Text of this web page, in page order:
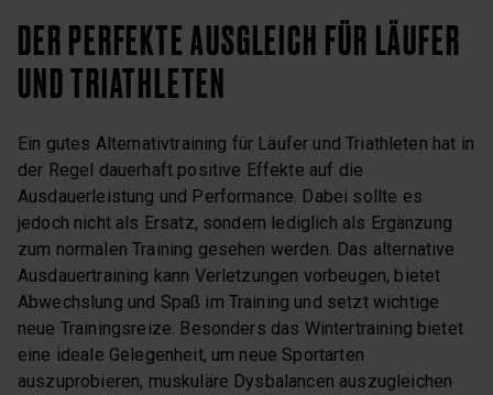
DER PERFEKTE AUSGLEICH FÜR LÄUFER
UND TRIATHLETEN
Ein gutes Alternativtraining für Läufer und Triathleten hat in
der Regel dauerhaft positive Effekte auf die
Ausdauerleistung und Performance. Dabei sollte es
jedoch nicht als Ersatz, sondern lediglich als Ergänzung
zum normalen Training gesehen werden. Das alternative
Ausdauertraining kann Verletzungen vorbeugen, bietet
Abwechslung und Spaß im Training und setzt wichtige
neue Trainingsreize. Besonders das Wintertraining bietet
eine ideale Gelegenheit, um neue Sportarten
auszuprobieren, muskuläre Dysbalancen auszugleichen